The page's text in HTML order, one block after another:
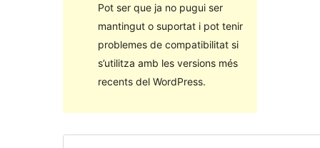
Pot ser que ja no pugui ser
mantingut o suportat i pot tenir
problemes de compatibilitat si
s’utilitza amb les versions més
recents del WordPress.